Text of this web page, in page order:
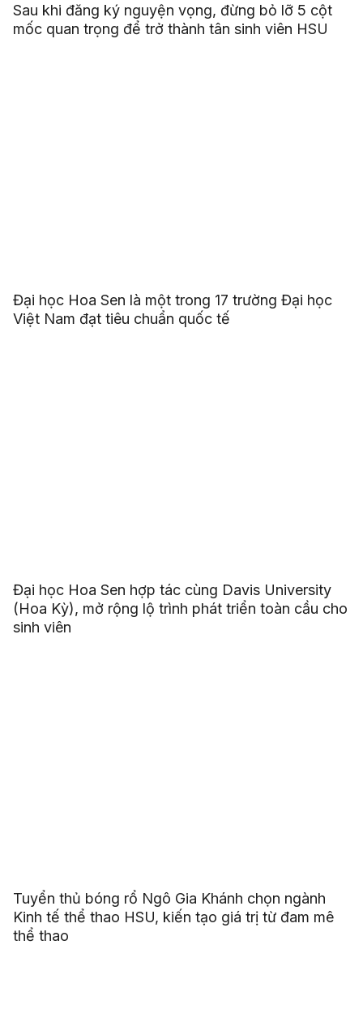
Sau khi đăng ký nguyện vọng, đừng bỏ lỡ 5 cột
mốc quan trọng để trở thành tân sinh viên HSU
Đại học Hoa Sen là một trong 17 trường Đại học
Việt Nam đạt tiêu chuẩn quốc tế
Đại học Hoa Sen hợp tác cùng Davis University
(Hoa Kỳ), mở rộng lộ trình phát triển toàn cầu cho
sinh viên
Tuyển thủ bóng rổ Ngô Gia Khánh chọn ngành
Kinh tế thể thao HSU, kiến tạo giá trị từ đam mê
thể thao